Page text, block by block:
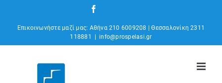
περιεχόμενο
Επικοινωνήστε μαζί μας: Αθήνα 210 6009208 | Θεσσαλονίκη 2311
118881
info@prospelasi.gr